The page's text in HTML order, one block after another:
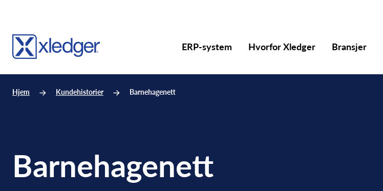
ERP-system Hvorfor Xledger Bransjer
Hjem Kundehistorier Barnehagenett
Barnehagenett